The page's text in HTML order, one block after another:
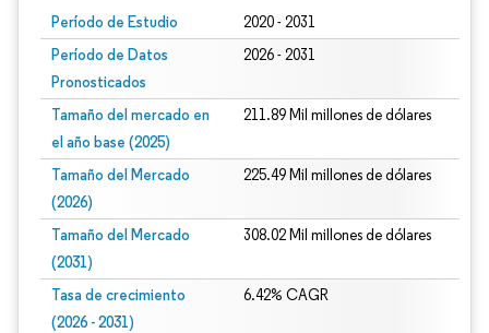
Período de Estudio 2020 - 2031
Período de Datos
Pronosticados
2026 - 2031
Tamaño del mercado en
el año base (2025)
211.89 Mil millones de dólares
Tamaño del Mercado
(2026)
225.49 Mil millones de dólares
Tamaño del Mercado
(2031)
308.02 Mil millones de dólares
Tasa de crecimiento
(2026 - 2031)
6.42% CAGR